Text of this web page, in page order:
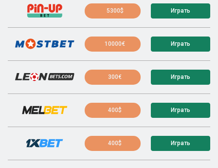
5300$ Играть
10000€ Играть
300€ Играть
400$ Играть
400$ Играть